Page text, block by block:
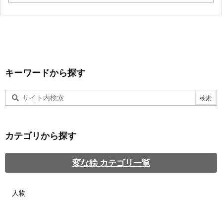
キーワードから探す
カテゴリから探す
変な絵 カテゴリ一覧
人物